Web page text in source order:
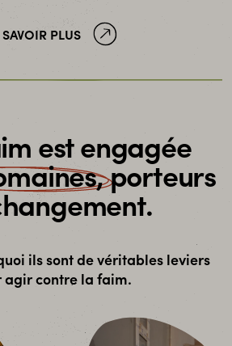
SAVOIR PLUS
est engagée
porteurs
ils sont de véritables leviers
agir contre la faim.